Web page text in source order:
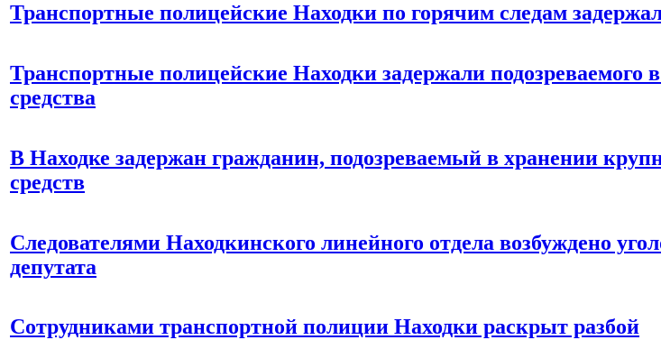
Транспортные полицейские Находки по горячим следам
Транспортные полицейские Находки задержали подозреваемого
средства
В Находке задержан гражданин, подозреваемый в хранении
средств
Следователями Находкинского линейного отдела возбуждено
депутата
Сотрудниками транспортной полиции Находки раскрыт разбой